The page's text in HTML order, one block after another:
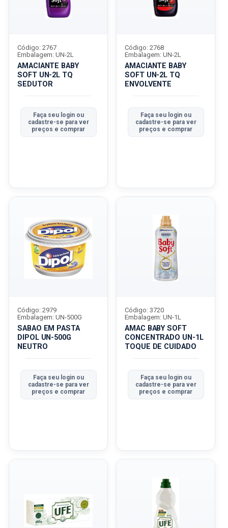
AMACIANTE BABY
SOFT UN-2L TQ
SEDUTOR
Código: 2767
Embalagem: UN-2L
Faça seu login ou
cadastre-se para ver
preços e comprar
AMACIANTE BABY
SOFT UN-2L TQ
ENVOLVENTE
Código: 2768
Embalagem: UN-2L
Faça seu login ou
cadastre-se para ver
preços e comprar
SABAO EM PASTA
DIPOL UN-500G
NEUTRO
Código: 2979
Embalagem: UN-500G
Faça seu login ou
cadastre-se para ver
preços e comprar
AMAC BABY SOFT
CONCENTRADO UN-1L
TOQUE DE CUIDADO
Código: 3720
Embalagem: UN-1L
Faça seu login ou
cadastre-se para ver
preços e comprar